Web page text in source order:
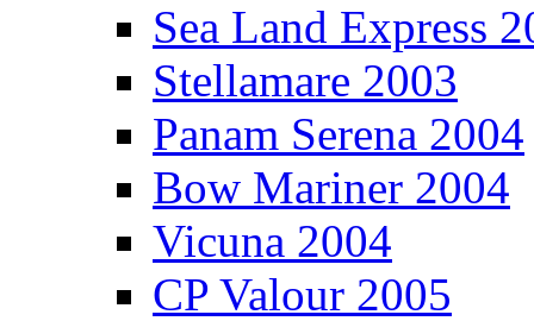
Sea Land Express
Stellamare 2003
Panam Serena 2004
Bow Mariner 2004
Vicuna 2004
CP Valour 2005